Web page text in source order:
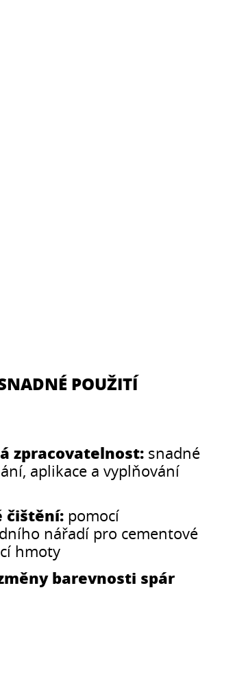
POUŽITÍ
zpracovatelnost:snadné
aplikace a vyplňování
čištění:pomocí
nářadí pro cementové
hmoty
barevnosti spár